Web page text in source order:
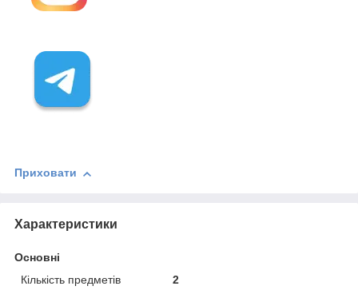
Приховати
Характеристики
Основні
Кількість предметів
2